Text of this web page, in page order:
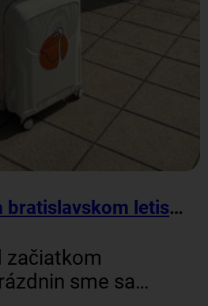
Pelikán na bratislavskom letisku
začiatkom
sme sa